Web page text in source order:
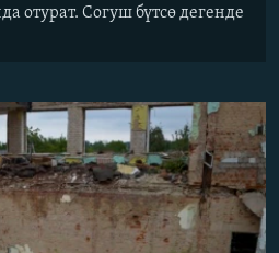
отурат. Согуш бүтсө дегенде